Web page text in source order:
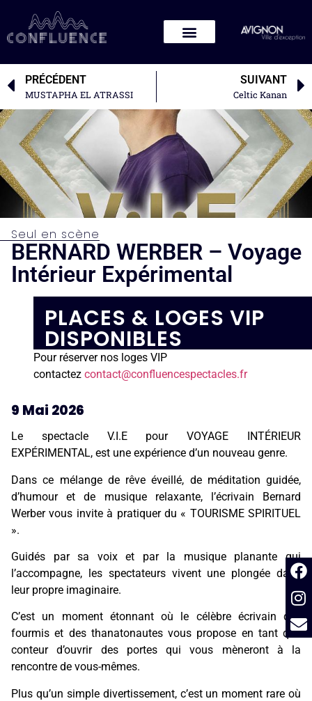
PRÉCÉDENT
MUSTAPHA EL ATRASSI
SUIVANT
Celtic Kanan
Seul en scène
BERNARD WERBER – Voyage
Intérieur Expérimental
PLACES & LOGES VIP
DISPONIBLES
Pour réserver nos loges VIP
contactez contact@confluencespectacles.fr
9 Mai 2026
Le spectacle V.I.E pour VOYAGE INTÉRIEUR
EXPÉRIMENTAL, est une expérience d’un nouveau genre.
Dans ce mélange de rêve éveillé, de méditation guidée,
d’humour et de musique relaxante, l’écrivain Bernard
Werber vous invite à pratiquer du « TOURISME SPIRITUEL
».
Guidés par sa voix et par la musique planante qui
l’accompagne, les spectateurs vivent une plongée dans
leur propre imaginaire.
C’est un moment étonnant où le célèbre écrivain des
fourmis et des thanatonautes vous propose en tant que
conteur d’ouvrir des portes qui vous mèneront à la
rencontre de vous-mêmes.
Plus qu’un simple divertissement, c’est un moment rare où